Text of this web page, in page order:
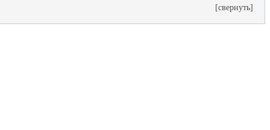
[свернуть]